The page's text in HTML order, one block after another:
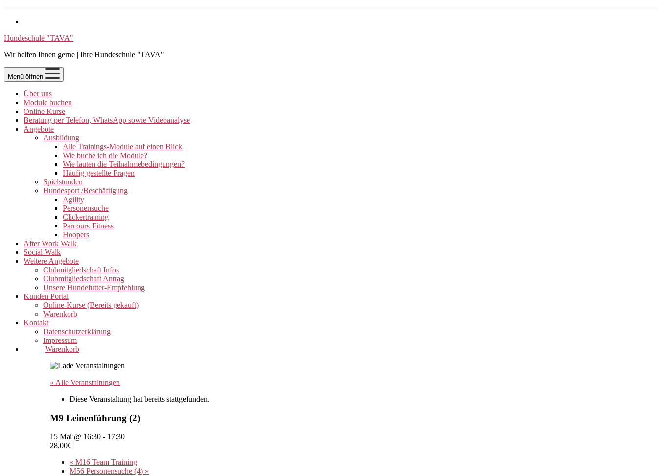
Hundeschule "TAVA"
Wir helfen Ihnen gerne | Ihre Hundeschule "TAVA"
Menü öffnen
Über uns
Module buchen
Online Kurse
Beratung per Telefon, WhatsApp sowie Videoanalyse
Angebote
Ausbildung
Alle Trainings-Module auf einen Blick
Wie buche ich die Module?
Wie lauten die Teilnahmebedingungen?
Häufig gestellte Fragen
Spielstunden
Hundesport /Beschäftigung
Agility
Personensuche
Clickertraining
Parcours-Fitness
Hoopers
After Work Walk
Social Walk
Weitere Angebote
Clubmitgliedschaft Infos
Clubmitgliedschaft Antrag
Unsere Hundefutter-Empfehlung
Kunden Portal
Online-Kurse (Bereits gekauft)
Warenkorb
Kontakt
Datenschutzerklärung
Impressum
Warenkorb
« Alle Veranstaltungen
Diese Veranstaltung hat bereits stattgefunden.
M9 Leinenführung (2)
15 Mai @ 16:30 - 17:30
28,00€
« M16 Team Training
M56 Personensuche (4) »